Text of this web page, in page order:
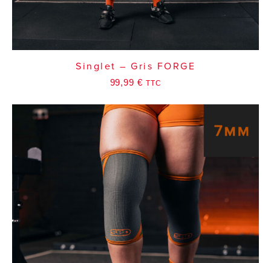
Singlet – Gris FORGE
99,99 € TTC